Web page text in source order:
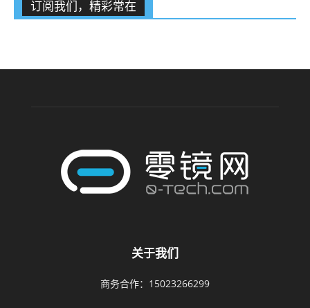
订阅我们，精彩常在
关于我们
商务合作：15023266299